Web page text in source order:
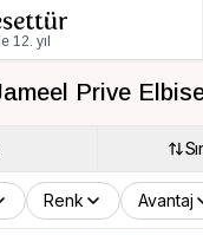
12. yıl
Prive
Renk Avantaj